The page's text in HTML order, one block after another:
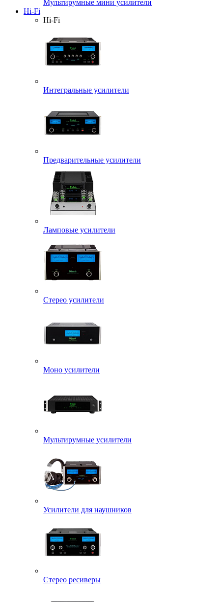
Мультирумные мини усилители
Hi-Fi
Hi-Fi
Интегральные усилители
Предварительные усилители
Ламповые усилители
Стерео усилители
Моно усилители
Мультирумные усилители
Усилители для наушников
Стерео ресиверы